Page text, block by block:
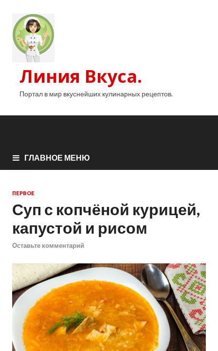
Линия Вкуса.
Портал в мир вкуснейших кулинарных рецептов.
ГЛАВНОЕ МЕНЮ
ПЕРВОЕ
Суп с копчёной курицей,
капустой и рисом
Оставьте комментарий